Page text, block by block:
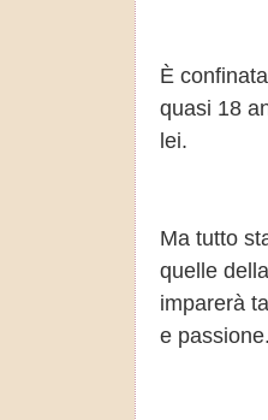
È
quasi 18
lei.
Ma tutto
quelle
imparerà
e passione.